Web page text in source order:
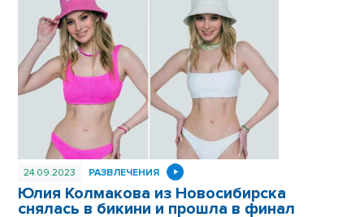
24.09.2023 РАЗВЛЕЧЕНИЯ
Юлия Колмакова из Новосибирска
снялась в бикини и прошла в финал